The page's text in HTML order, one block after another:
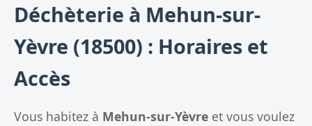
Déchèterie à Mehun-sur-
Yèvre (18500) : Horaires et
Accès
Vous habitez à Mehun-sur-Yèvre et vous voulez